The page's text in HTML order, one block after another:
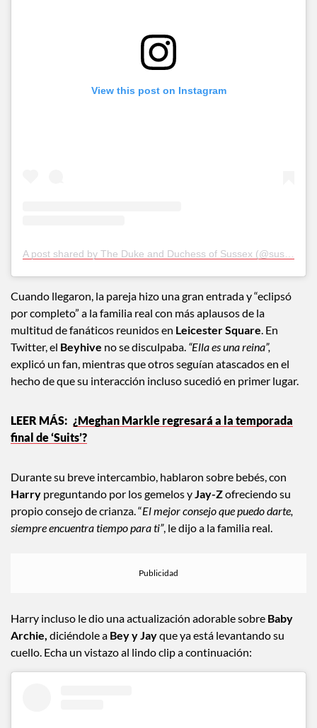
View this post on Instagram
Cuando llegaron, la pareja hizo una gran entrada y “eclipsó
por completo” a la familia real con más aplausos de la
multitud de fanáticos reunidos en Leicester Square. En
Twitter, el Beyhive no se disculpaba. “Ella es una reina”,
explicó un fan, mientras que otros seguían atascados en el
hecho de que su interacción incluso sucedió en primer lugar.
¿Meghan Markle regresará a la temporada
final de ‘Suits’?
Durante su breve intercambio, hablaron sobre bebés, con
Harry preguntando por los gemelos yJay-Zofreciendo su
propio consejo de crianza. “El mejor consejo que puedo darte,
siempre encuentra tiempo para ti”, le dijo a la familia real.
Harry incluso le dio una actualización adorable sobre Baby
Archie, diciéndole a Bey y Jayque ya está levantando su
cuello. Echa un vistazo al lindo clip a continuación: